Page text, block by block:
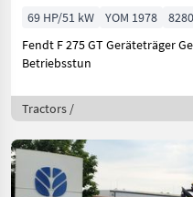
69 HP/51 kW YOM 1978
Fendt F 275 GT Geräteträger
Betriebsstun
Tractors /